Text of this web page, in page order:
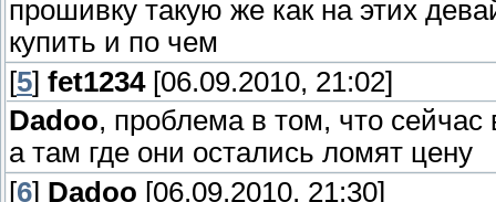
прошивку такую же как на этих
купить и по чем
[5] fet1234[06.09.2010, 21:02]
Dadoo, проблема в том, что сейчас
а там где они остались ломят цену
[6] Dadoo [06.09.2010, 21:30]